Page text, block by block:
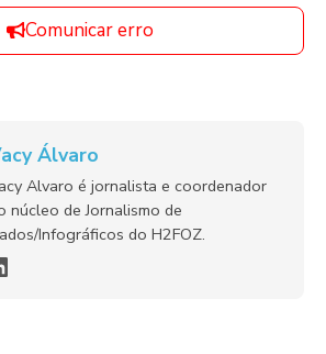
Comunicar erro
Álvaro
Alvaro é jornalista e coordenador
núcleo de Jornalismo de
Infográficos do H2FOZ.